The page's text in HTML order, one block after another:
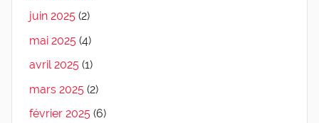
juin 2025 (2)
mai 2025 (4)
avril 2025 (1)
mars 2025 (2)
février 2025 (6)